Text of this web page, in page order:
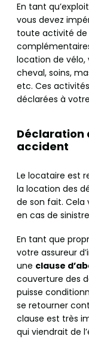
En tant
vous devez
toute activité de
location de vélo,
cheval, soins,
etc. Ces
déclarées à
Déclaration
accident
Le locataire est
la location des
de son fait. Cela
en cas de
En tant que
votre assureur
une clause
couverture des
puisse
se retourner
clause est très
qui viendrait de